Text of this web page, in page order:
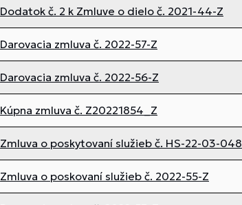
Dodatok č. 2 k Zmluve o dielo č. 2021-44-Z
Darovacia zmluva č. 2022-57-Z
Darovacia zmluva č. 2022-56-Z
Kúpna zmluva č. Z20221854_Z
Zmluva o poskytovaní služieb č. HS-22-03-048
Zmluva o poskovaní služieb č. 2022-55-Z